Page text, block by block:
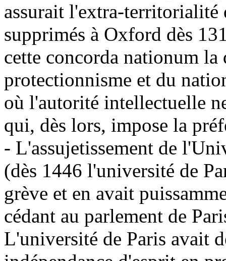
assurait l'extra-
supprimés à Oxford dès
cette concorda nationum la
protectionnisme et du
où l'autorité intellectuelle
qui, dès lors, impose la
- L'assujetissement de
(dès 1446 l'université de
grève et en avait
cédant au parlement de
L'université de Paris avait